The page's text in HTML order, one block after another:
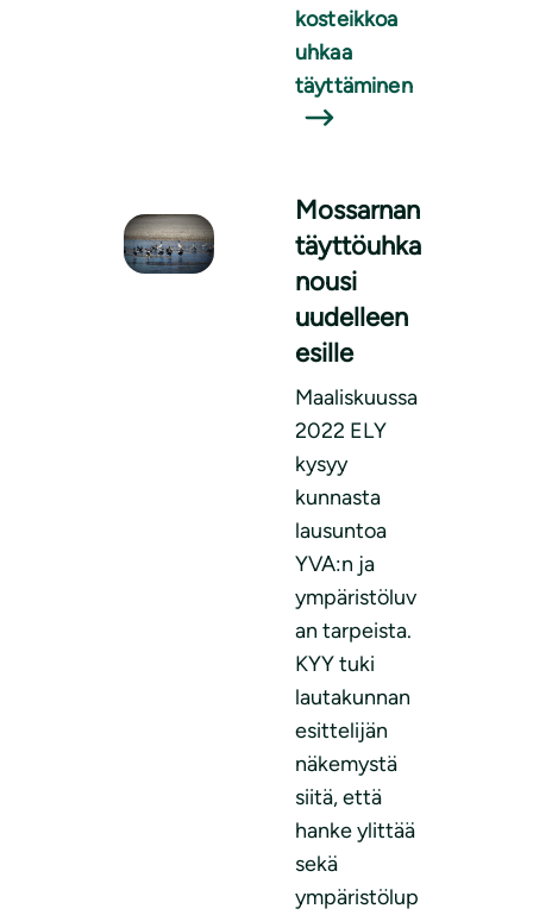
kosteikkoa
uhkaa
täyttäminen
Mossarnan
täyttöuhka
nousi
uudelleen
esille
Maaliskuussa
2022 ELY
kysyy
kunnasta
lausuntoa
YVA:n ja
ympäristöluv
an tarpeista.
KYY tuki
lautakunnan
esittelijän
näkemystä
siitä, että
hanke ylittää
sekä
ympäristölup